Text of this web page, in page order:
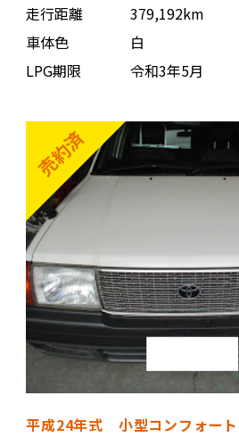
走行距離
379,192km
車体色
白
LPG期限
令和3年5月
平成24年式 小型コンフォート